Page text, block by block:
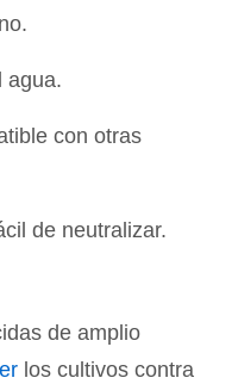
agua.
con otras
de neutralizar.
de amplio
los cultivos contra